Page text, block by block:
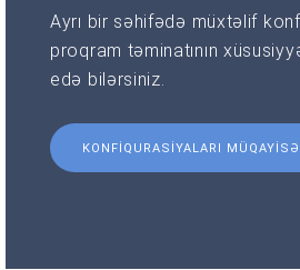
Ayrı bir səhifədə müxtəlif
proqram təminatının
edə bilərsiniz.
KONFIQURASIYALARI